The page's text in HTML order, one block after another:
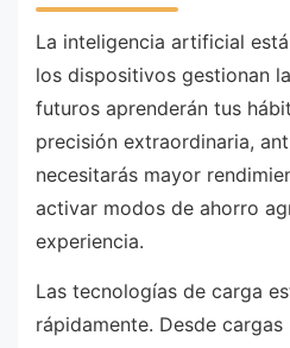
La inteligencia artificial
los dispositivos gestionan
futuros aprenderán tus
precisión extraordinaria,
necesitarás mayor
activar modos de ahorro
experiencia.
Las tecnologías de carga
rápidamente. Desde